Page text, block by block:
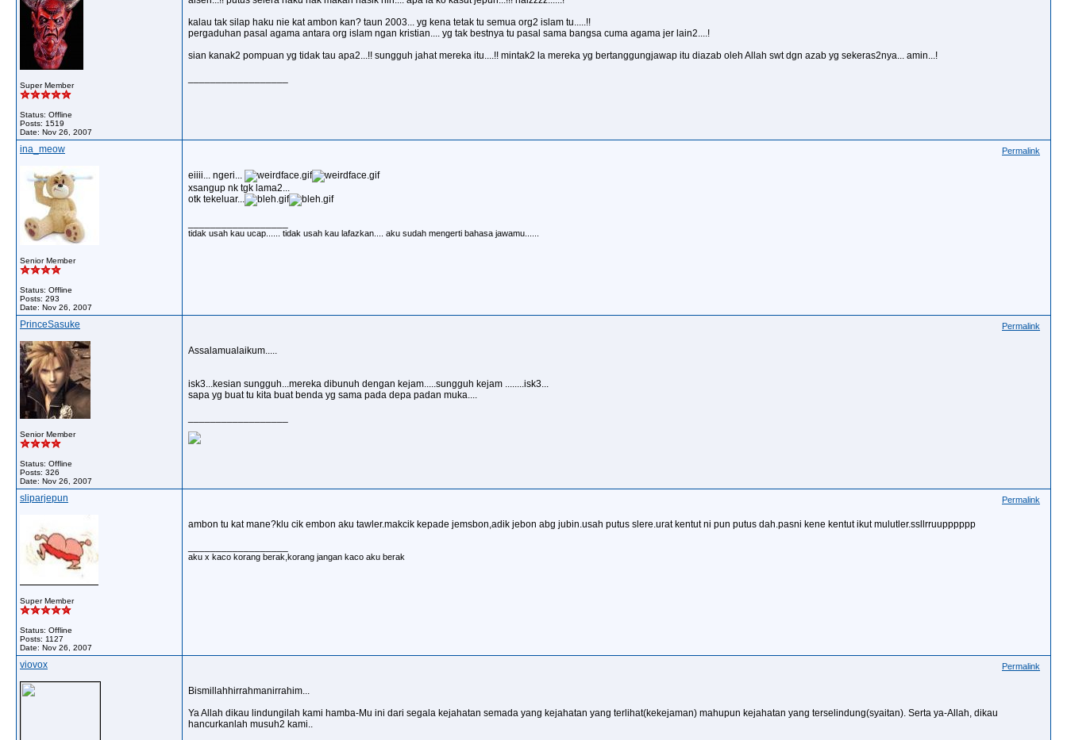
Super Member
Status: Offline
Posts: 1519
Date: Nov 26, 2007
kalau tak silap haku nie kat ambon kan? taun 2003... yg kena tetak tu semua org2 islam tu.....!!
pergaduhan pasal agama antara org islam ngan kristian.... yg tak bestnya tu pasal sama bangsa cuma agama jer lain2....!
sian kanak2 pompuan yg tidak tau apa2...!! sungguh jahat mereka itu....!! mintak2 la mereka yg bertanggungjawap itu diazab oleh Allah swt dgn azab yg sekeras2nya... amin...!
ina_meow
Senior Member
Status: Offline
Posts: 293
Date: Nov 26, 2007
Permalink
eiiii... ngeri...
xsangup nk tgk lama2...
otk tekeluar...
tidak usah kau ucap...... tidak usah kau lafazkan.... aku sudah mengerti bahasa jawamu......
PrinceSasuke
Senior Member
Status: Offline
Posts: 326
Date: Nov 26, 2007
Permalink
Assalamualaikum.....
isk3...kesian sungguh...mereka dibunuh dengan kejam.....sungguh kejam ........isk3...
sapa yg buat tu kita buat benda yg sama pada depa padan muka....
sliparjepun
Super Member
Status: Offline
Posts: 1127
Date: Nov 26, 2007
Permalink
ambon tu kat mane?klu cik embon aku tawler.makcik kepade jemsbon,adik jebon abg jubin.usah putus slere.urat kentut ni pun putus dah.pasni kene kentut ikut mulutler.ssllrruupppppp
aku x kaco korang berak,korang jangan kaco aku berak
viovox Permalink
Bismillahhirrahmanirrahim...
Ya Allah dikau lindungilah kami hamba-Mu ini dari segala kejahatan semada yang kejahatan yang terlihat(kekejaman) mahupun kejahatan yang terselindung(syaitan). Serta ya-Allah, dikau
hancurkanlah musuh2 kami..